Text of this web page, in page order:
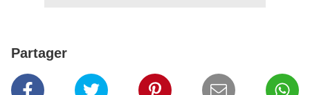
Partager